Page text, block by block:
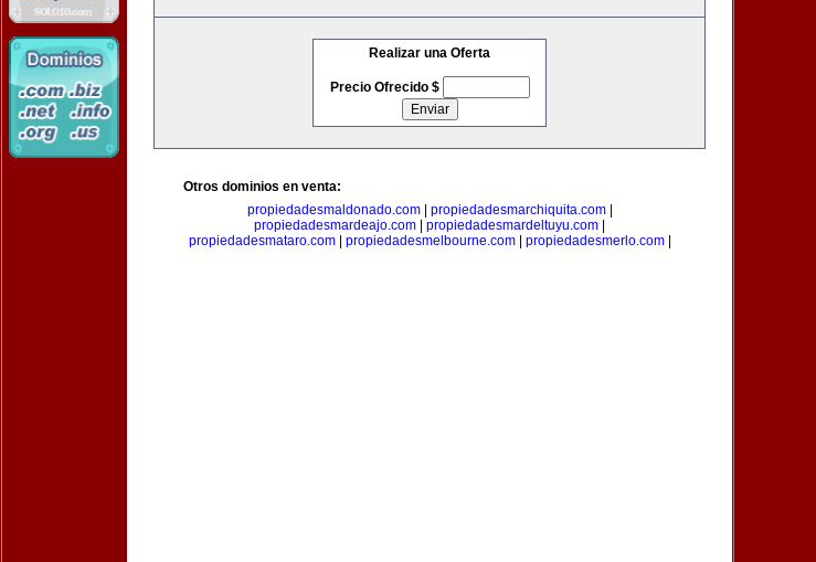
Realizar una Oferta
Precio Ofrecido $
Otros dominios en venta:
propiedadesmaldonado.com| propiedadesmarchiquita.com|
propiedadesmardeajo.com
propiedadesmardeltuyu.com
propiedadesmataro.com| propiedadesmelbourne.com| propiedadesmerlo.com|